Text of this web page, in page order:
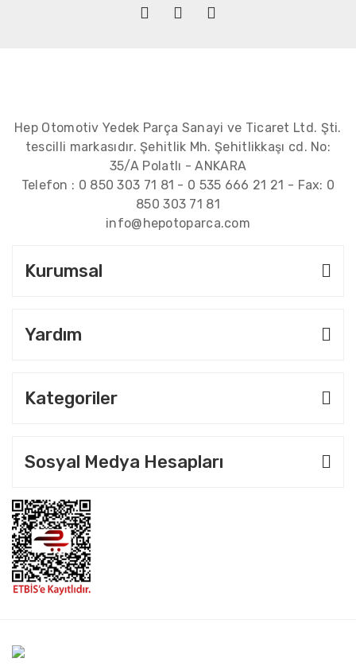
Hep Otomotiv Yedek Parça Sanayi ve Ticaret Ltd. Şti.
tescilli markasıdır. Şehitlik Mh. Şehitlikkaşı cd. No:
35/A Polatlı - ANKARA
Telefon : 0 850 303 71 81 - 0 535 666 21 21 - Fax: 0
850 303 71 81
info@hepotoparca.com
Kurumsal
Yardım
Kategoriler
Sosyal Medya Hesapları